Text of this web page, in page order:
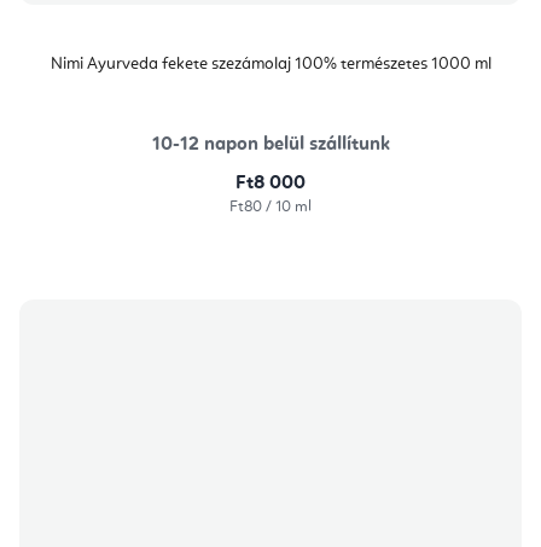
Nimi Ayurveda fekete szezámolaj 100% természetes 1000 ml
10-12 napon belül szállítunk
Ft8 000
Egységár:
Ft80 / 10 ml